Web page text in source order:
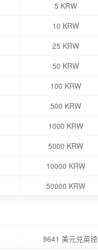
5 KRW
10 KRW
25 KRW
50 KRW
100 KRW
500 KRW
1000 KRW
5000 KRW
10000 KRW
50000 KRW
8641 美元兑英镑